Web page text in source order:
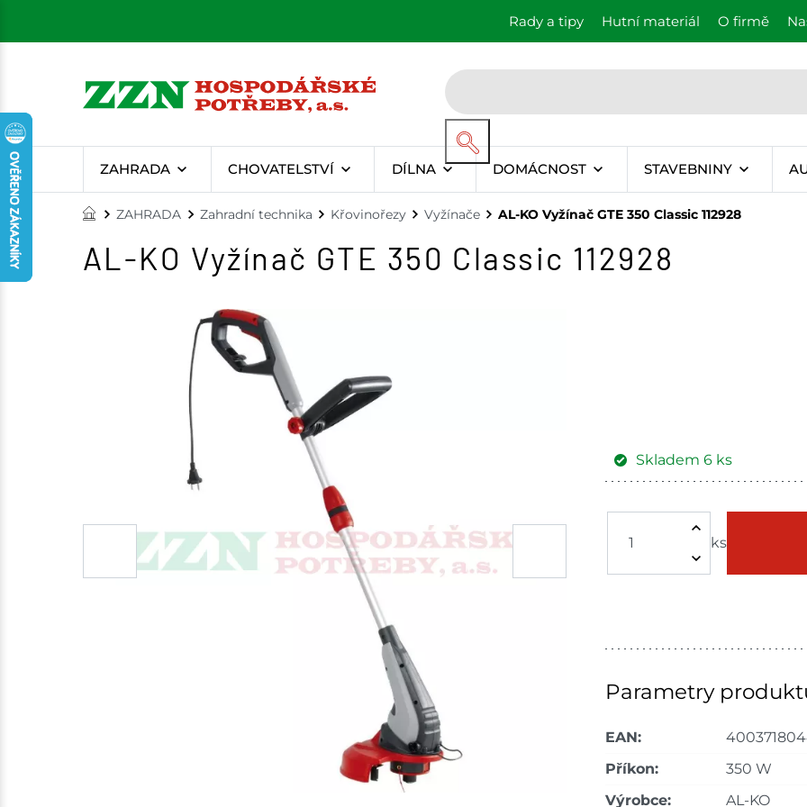
Rady a tipy Hutní materiál O firmě
ZAHRADA CHOVATELSTVÍ DÍLNA DOMÁCNOST STAVEBNINY
ZAHRADA Zahradní technika Křovinořezy Vyžínače AL-KO Vyžínač GTE 350 Classic 112928
AL-KO Vyžínač GTE 350 Classic 112928
ks
Skladem 6 ks
Sázavou
Havlíčkův Brod
dnů
dnů
Parametry
EAN:
Příkon:
350 W
Výrobce:
AL-KO